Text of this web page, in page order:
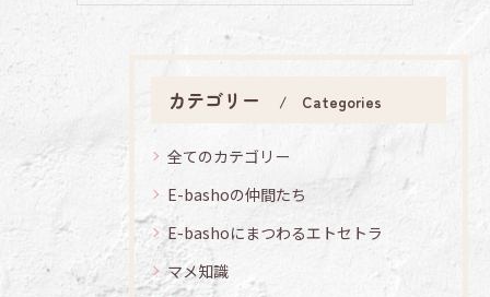
カテゴリー Categories
全てのカテゴリー
E-bashoの仲間たち
E-bashoにまつわるエトセトラ
マメ知識